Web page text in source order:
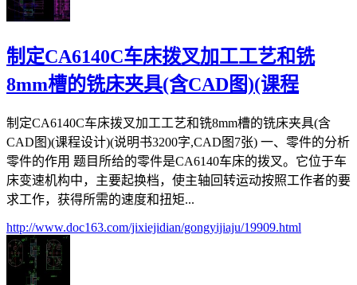
制定CA6140C车床拨叉加工工艺和铣
8mm槽的铣床夹具(含CAD图)(课程
制定CA6140C车床拨叉加工工艺和铣8mm槽的铣床夹具(含
CAD图)(课程设计)(说明书3200字,CAD图7张) 一、零件的分析
零件的作用 题目所给的零件是CA6140车床的拨叉。它位于车
床变速机构中，主要起换档，使主轴回转运动按照工作者的要
求工作，获得所需的速度和扭矩...
http://www.doc163.com/jixiejidian/gongyijiaju/19909.html